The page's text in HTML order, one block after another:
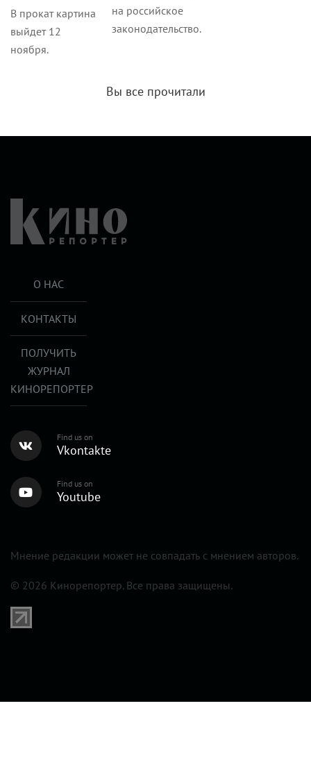
В прокат картина
выйдет 12
ноября.
на российское
законодательство.
Вы все прочитали
О НАС
КОНТАКТЫ
ПОЛУЧИТЬ
ЖУРНАЛ
КИНОРЕПОРТЕР
Find us on
Vkontakte
Find us on
Youtube
Мнение редакции может не совпадать с мнением авторов.
© 2026 Кинорепортер. Все права защищены.